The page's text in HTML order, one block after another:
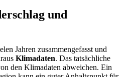
und
Jahren zusammengefasst und
Klimadaten. Das tatsächliche
den Klimadaten abweichen. Ein